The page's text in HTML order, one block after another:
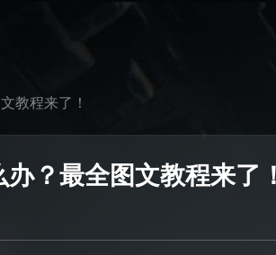
教程来了！
？最全图文教程来了